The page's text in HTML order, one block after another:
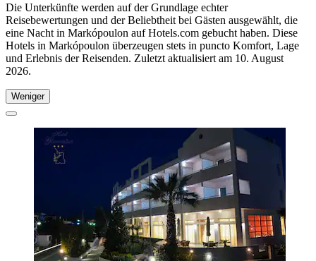
Die Unterkünfte werden auf der Grundlage echter
Reisebewertungen und der Beliebtheit bei Gästen ausgewählt, die
eine Nacht in Markópoulon auf Hotels.com gebucht haben. Diese
Hotels in Markópoulon überzeugen stets in puncto Komfort, Lage
und Erlebnis der Reisenden. Zuletzt aktualisiert am 10. August
2026.
Weniger